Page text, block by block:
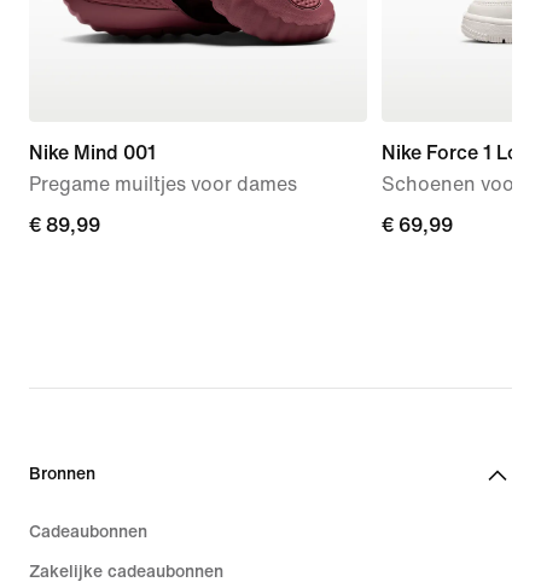
Nike Mind 001
Pregame muiltjes voor dames
€ 89,99
€ 89,99
Nike Force 1 Low
Schoenen voor
€ 69,99
€ 69,99
Bronnen
Cadeaubonnen
Zakelijke cadeaubonnen